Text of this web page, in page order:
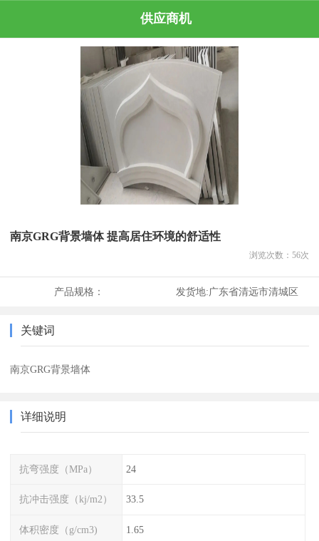
供应商机
南京GRG背景墙体 提高居住环境的舒适性
浏览次数： 56次
产品规格： 发货地:广东省清远市清城区
关键词
南京GRG背景墙体
详细说明
抗弯强度（MPa） 24
抗冲击强度（kj/m2） 33.5
体积密度（g/cm3) 1.65